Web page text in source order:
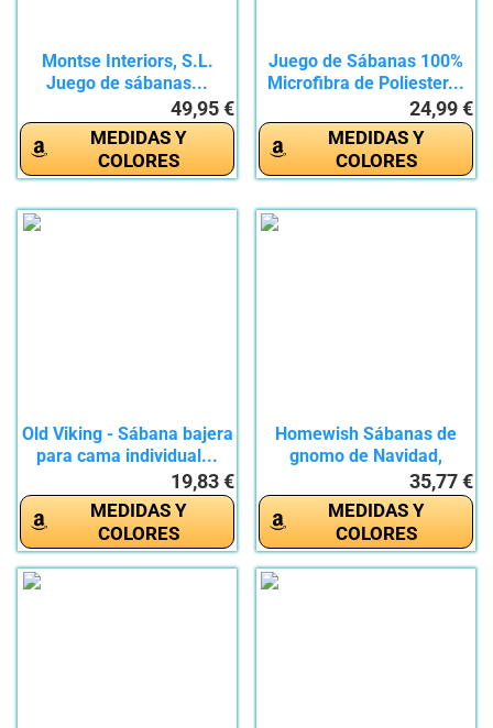
Montse Interiors, S.L.
Juego de sábanas...
49,95 €
MEDIDAS Y
COLORES
Juego de Sábanas 100%
Microfibra de Poliester...
24,99 €
MEDIDAS Y
COLORES
Old Viking - Sábana bajera
para cama individual...
19,83 €
MEDIDAS Y
COLORES
Homewish Sábanas de
gnomo de Navidad,
35,77 €
MEDIDAS Y
COLORES